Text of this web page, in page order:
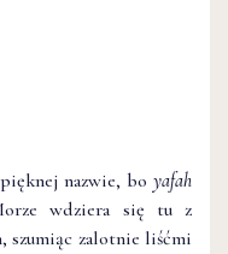
nazwie, bo yafah
wdziera się tu z
zalotnie liśćmi